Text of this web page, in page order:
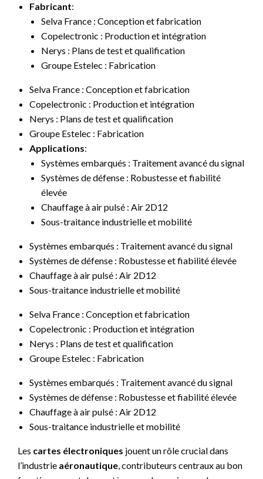
Fabricant:
Selva France : Conception et fabrication
Copelectronic : Production et intégration
Nerys : Plans de test et qualification
Groupe Estelec : Fabrication
Selva France : Conception et fabrication
Copelectronic : Production et intégration
Nerys : Plans de test et qualification
Groupe Estelec : Fabrication
Applications:
Systèmes embarqués : Traitement avancé du signal
Systèmes de défense : Robustesse et fiabilité
élevée
Chauffage à air pulsé : Air 2D12
Sous-traitance industrielle et mobilité
Systèmes embarqués : Traitement avancé du signal
Systèmes de défense : Robustesse et fiabilité élevée
Chauffage à air pulsé : Air 2D12
Sous-traitance industrielle et mobilité
Selva France : Conception et fabrication
Copelectronic : Production et intégration
Nerys : Plans de test et qualification
Groupe Estelec : Fabrication
Systèmes embarqués : Traitement avancé du signal
Systèmes de défense : Robustesse et fiabilité élevée
Chauffage à air pulsé : Air 2D12
Sous-traitance industrielle et mobilité
Les cartes électroniques jouent un rôle crucial dans
l’industrie aéronautique, contributeurs centraux au bon